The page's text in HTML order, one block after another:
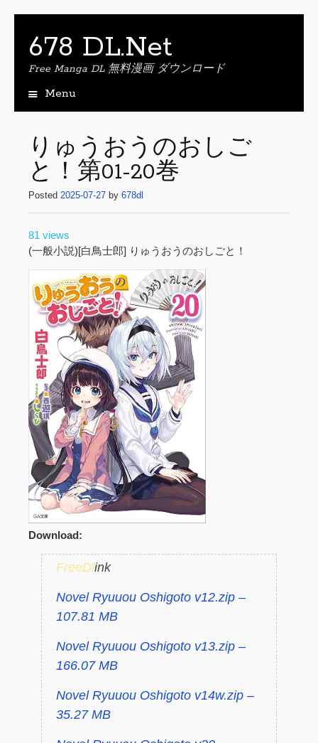
678 DL.Net
Free Manga DL 無料漫画 ダウンロード
Menu
p
t
o
c
o
t
t
りゅうおうのおしご
と！第01-20巻
Posted 2025-07-27 by 678dl
81 views
(一般小説)[白鳥士郎] りゅうおうのおしごと！
Download:
FreeDlink
Novel Ryuuou Oshigoto v12.zip –
107.81 MB
Novel Ryuuou Oshigoto v13.zip –
166.07 MB
Novel Ryuuou Oshigoto v14w.zip –
35.27 MB